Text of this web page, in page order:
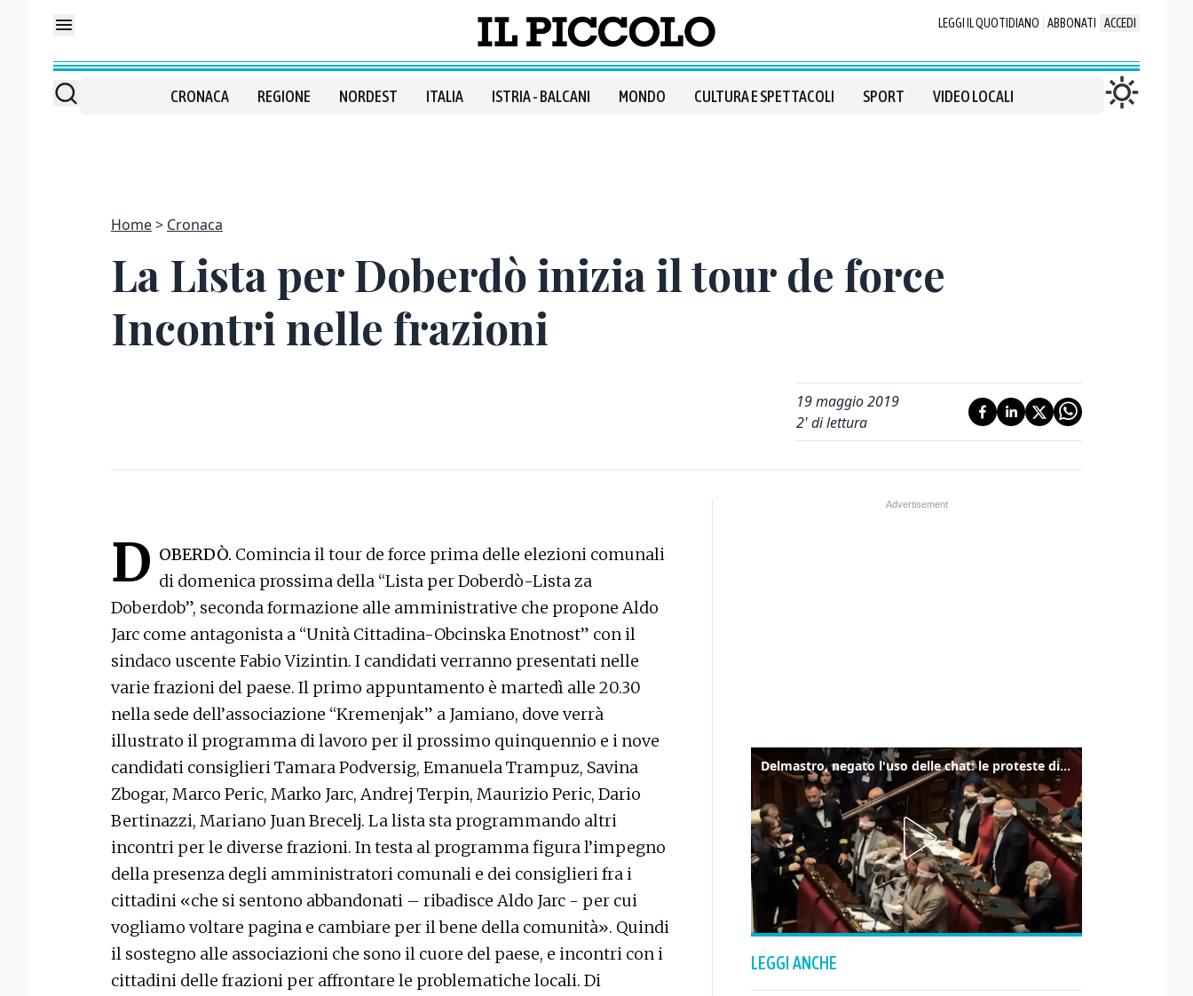
LEGGI IL QUOTIDIANO ABBONATI ACCEDI
CRONACA REGIONE NORDEST ITALIA ISTRIA - BALCANI MONDO CULTURA E SPETTACOLI SPORT VIDEO LOCALI
Home Cronaca
La Lista per Doberdò inizia il tour de force
Incontri nelle frazioni
19 maggio 2019
2' di lettura
D OBERDÒ. Comincia il tour de force prima delle elezioni comunali
di domenica prossima della “Lista per Doberdò-Lista za
Doberdob”, seconda formazione alle amministrative che propone Aldo
Jarc come antagonista a “Unità Cittadina-Obcinska Enotnost” con il
sindaco uscente Fabio Vizintin. I candidati verranno presentati nelle
varie frazioni del paese. Il primo appuntamento è martedì alle 20.30
nella sede dell’associazione “Kremenjak” a Jamiano, dove verrà
illustrato il programma di lavoro per il prossimo quinquennio e i nove
candidati consiglieri Tamara Podversig, Emanuela Trampuz, Savina
Zbogar, Marco Peric, Marko Jarc, Andrej Terpin, Maurizio Peric, Dario
Bertinazzi, Mariano Juan Brecelj. La lista sta programmando altri
incontri per le diverse frazioni. In testa al programma figura l’impegno
della presenza degli amministratori comunali e dei consiglieri fra i
cittadini «che si sentono abbandonati – ribadisce Aldo Jarc - per cui
vogliamo voltare pagina e cambiare per il bene della comunità». Quindi
il sostegno alle associazioni che sono il cuore del paese, e incontri con i
cittadini delle frazioni per affrontare le problematiche locali. Di
Delmastro, negato l'uso delle chat: le proteste di Avs e M5s
LEGGI ANCHE